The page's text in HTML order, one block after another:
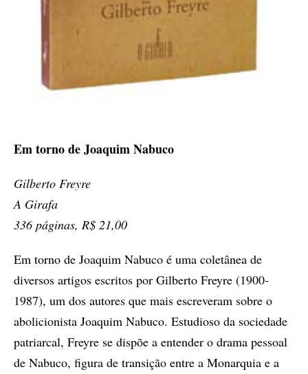
Em torno de Joaquim Nabuco
Gilberto Freyre
A Girafa
336 páginas, R$ 21,00
Em torno de Joaquim Nabuco é uma coletânea de
diversos artigos escritos por Gilberto Freyre (1900-
1987), um dos autores que mais escreveram sobre o
abolicionista Joaquim Nabuco. Estudioso da sociedade
patriarcal, Freyre se dispõe a entender o drama pessoal
de Nabuco, figura de transição entre a Monarquia e a